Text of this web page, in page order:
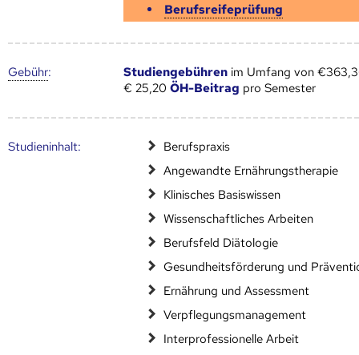
Berufsreifeprüfung
Gebühr: Studiengebühren im Umfang von
€ 25,20ÖH-Beitrag pro Semester
Studien­inhalt:
Berufspraxis
Angewandte Ernährungstherapie
Klinisches Basiswissen
Wissenschaftliches Arbeiten
Berufsfeld Diätologie
Gesundheitsförderung und
Ernährung und Assessment
Verpflegungsmanagement
Interprofessionelle Arbeit